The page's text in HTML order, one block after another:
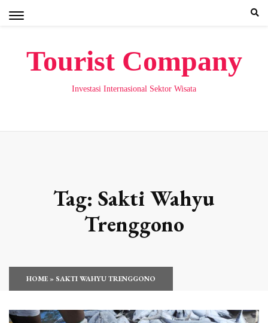
Tourist Company
Investasi Internasional Sektor Wisata
Tag: Sakti Wahyu
Trenggono
HOME»SAKTI WAHYU TRENGGONO